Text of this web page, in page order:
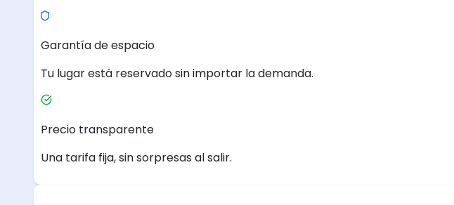
Garantía de espacio
Tu lugar está reservado sin importar la demanda.
Precio transparente
Una tarifa fija, sin sorpresas al salir.